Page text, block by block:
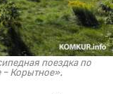
поездка по
Корытное».